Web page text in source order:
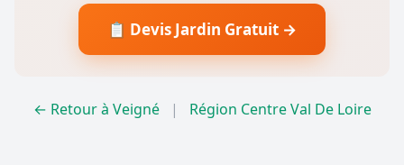
📋 Devis Jardin Gratuit →
← Retour à Veigné | Région Centre Val De Loire